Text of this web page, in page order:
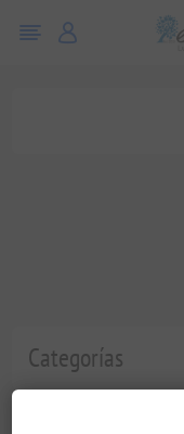
Categorías